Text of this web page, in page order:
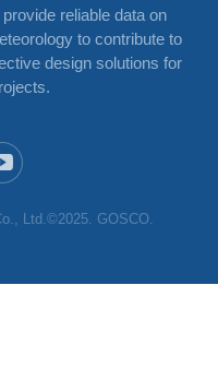
reliable data on
to contribute to
design solutions for
Ltd.©2025. GOSCO.